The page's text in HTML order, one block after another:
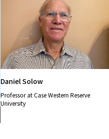
Daniel Solow
Professor at Case Western Reserve
University